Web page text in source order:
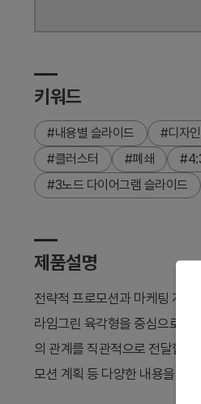
키워드
#내용별 슬라이드 #디자
#클러스터
#폐쇄
#3노드 다이어그램 슬라이드
제품설명
전략적 프로모션과 마케팅 계획
라임그린 육각형을 중심으로 좌
의 관계를 직관적으로 전달합니
모션 계획 등 다양한 내용을 담